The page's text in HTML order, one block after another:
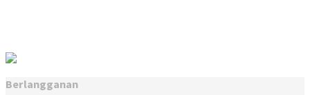
Berlangganan